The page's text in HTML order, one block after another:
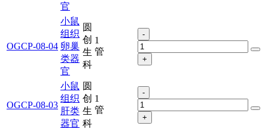
官
OGCP-08-04
小鼠
组织
卵巢
类器
官
圆
创
生
科
1
管
-
+
OGCP-08-03
小鼠
组织
肝类
器官
圆
创
生
科
1
管
-
+